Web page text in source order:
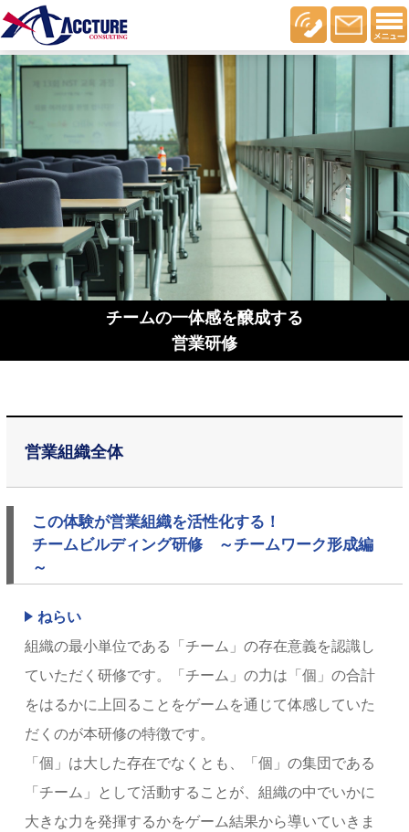
チームの一体感を醸成する
営業研修
営業組織全体
この体験が営業組織を活性化する！
チームビルディング研修 ～チームワーク形成編
～
ねらい
組織の最小単位である「チーム」の存在意義を認識し
ていただく研修です。「チーム」の力は「個」の合計
をはるかに上回ることをゲームを通じて体感していた
だくのが本研修の特徴です。
「個」は大した存在でなくとも、「個」の集団である
「チーム」として活動することが、組織の中でいかに
大きな力を発揮するかをゲーム結果から導いていきま